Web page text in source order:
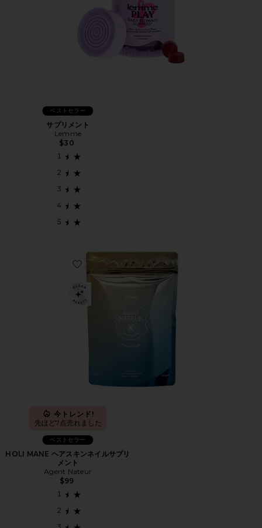
ベストセラー
サプリメント
Lemme
$30
Favorite HOLI MANE ヘアスキンネイルサプリメント
今トレンド!
先ほど7点売れました
ベストセラー
HOLI MANE ヘアスキンネイルサプリ
メント
Agent Nateur
$99